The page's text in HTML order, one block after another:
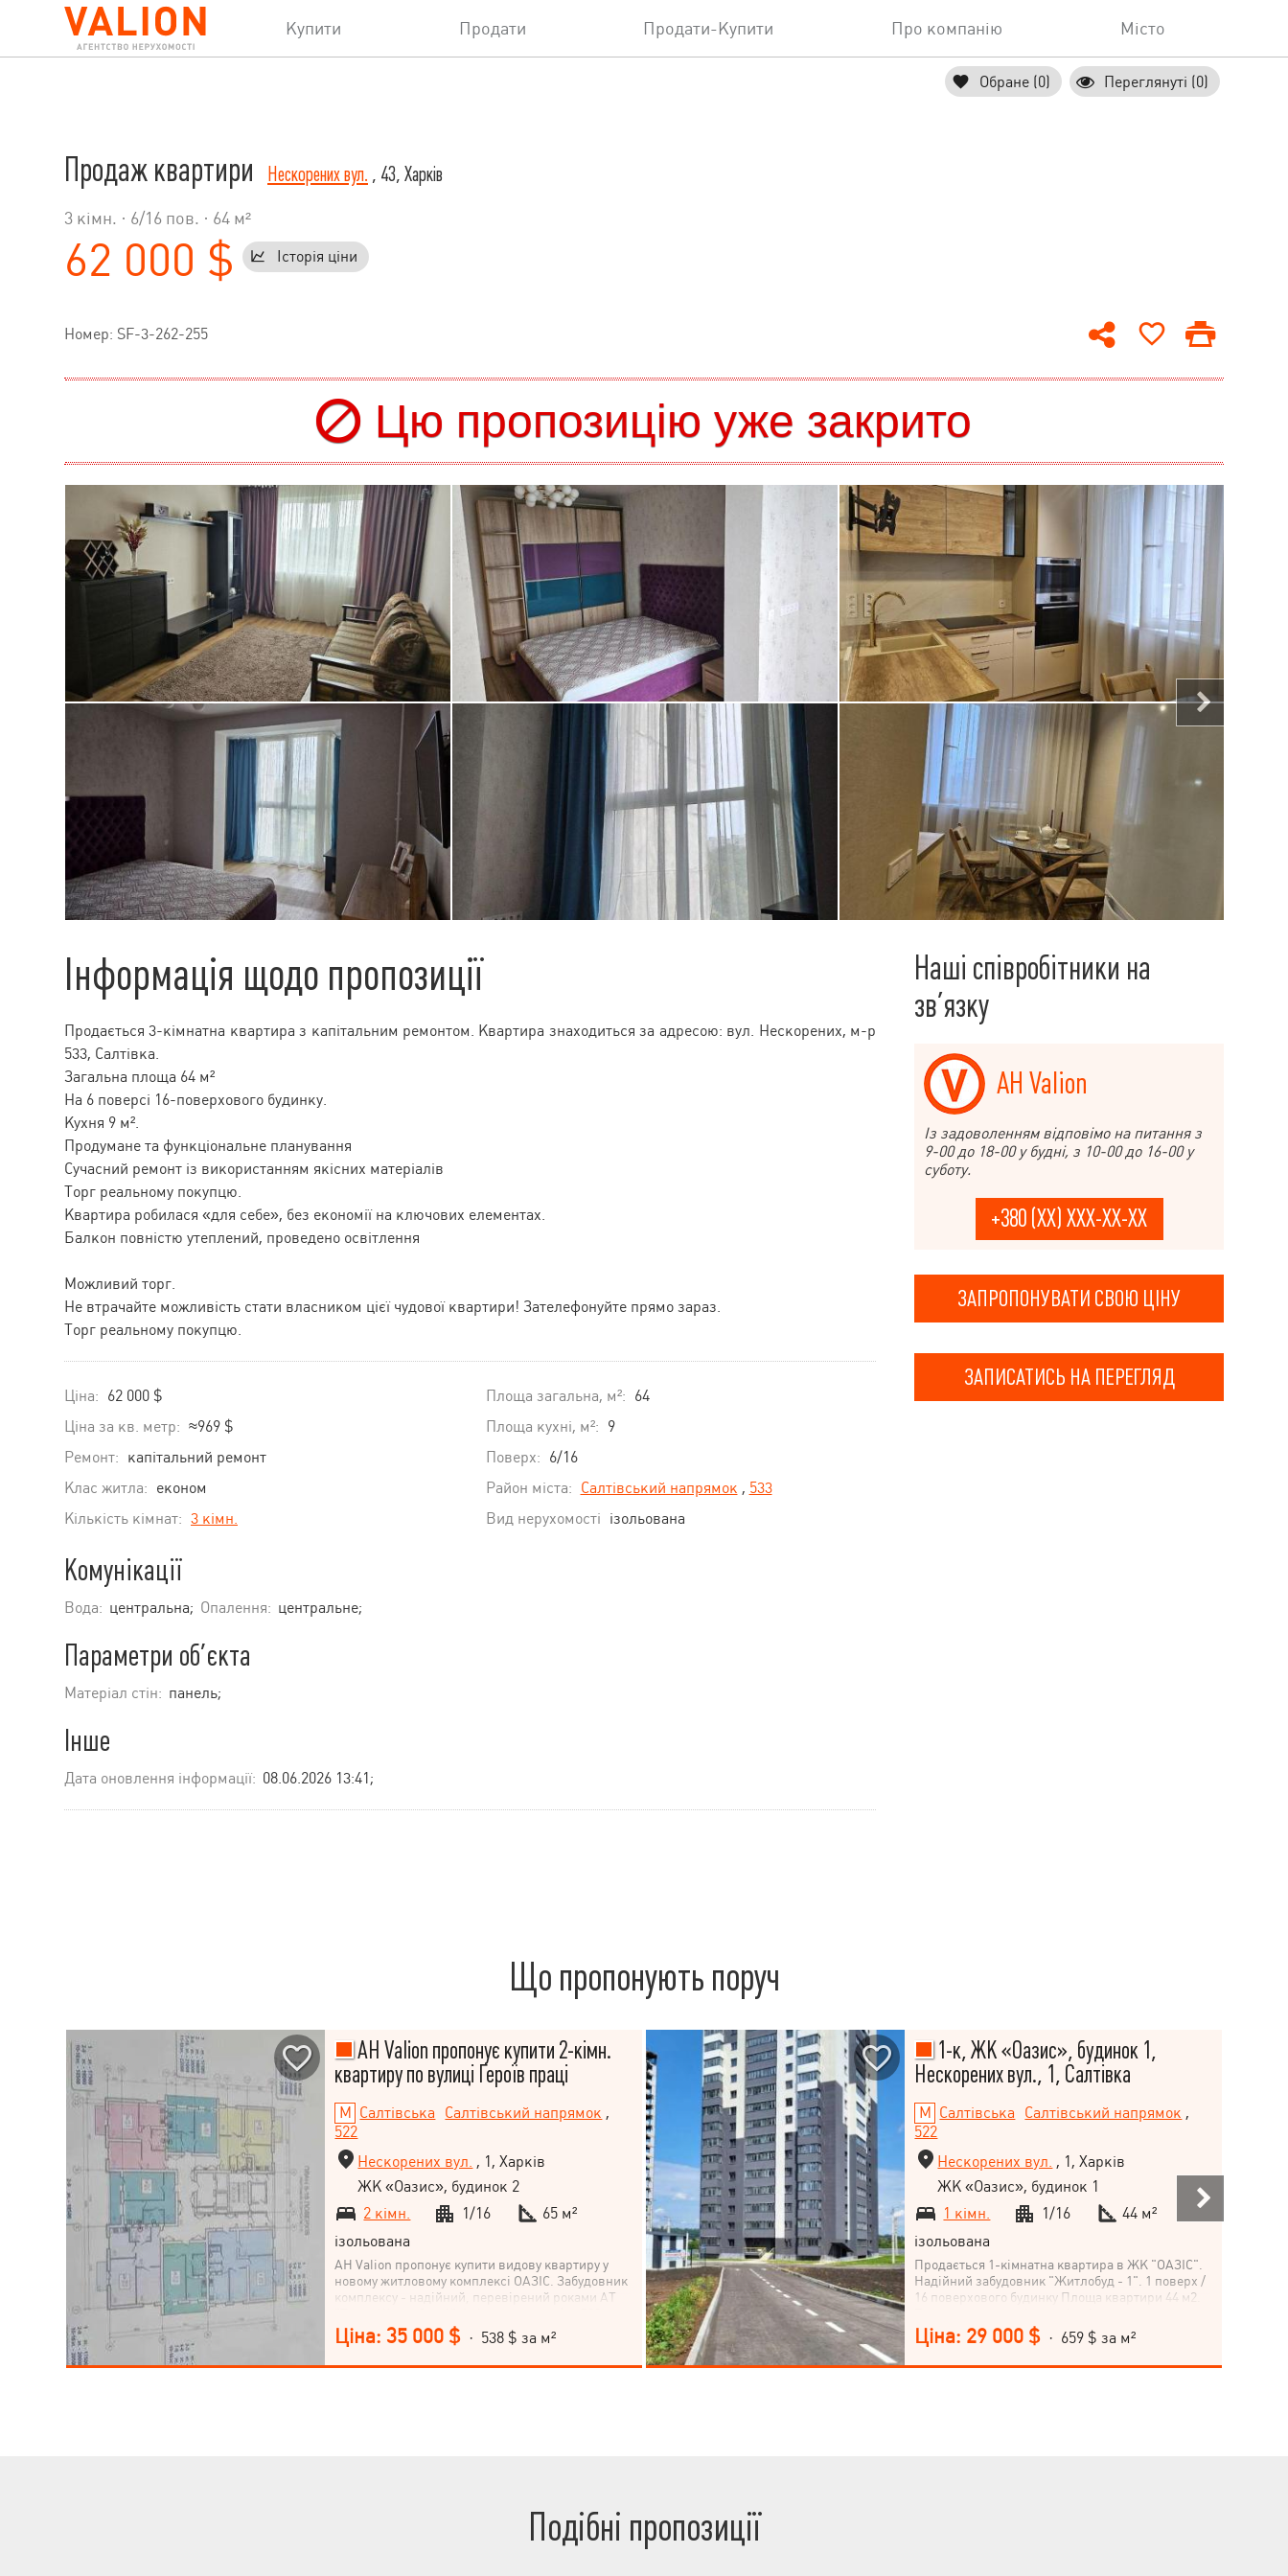
Купити Продати Продати-Купити Про компанію Місто
Обране (0) Переглянуті (0)
Продаж квартири Нескорених вул. , 43, Харків
3 кімн. · 6/16 пов. · 64 м²
62 000 $ Історія ціни
Номер: SF-3-262-255
Цю пропозицію уже закрито
Інформація щодо пропозиції
Продається 3-кімнатна квартира з капітальним ремонтом. Квартира знаходиться за адресою: вул. Нескорених, м-р
533, Салтівка.
Загальна площа 64 м²
На 6 поверсі 16-поверхового будинку.
Кухня 9 м².
Продумане та функціональне планування
Сучасний ремонт із використанням якісних матеріалів
Торг реальному покупцю.
Квартира робилася «для себе», без економії на ключових елементах.
Балкон повністю утеплений, проведено освітлення
Можливий торг.
Не втрачайте можливість стати власником цієї чудової квартири! Зателефонуйте прямо зараз.
Торг реальному покупцю.
Ціна: 62 000 $
Ціна за кв. метр: ≈969 $
Ремонт: капітальний ремонт
Клас житла: економ
Кількість кімнат: 3 кімн.
Площа загальна, м²: 64
Площа кухні, м²: 9
Поверх: 6/16
Район міста: Салтівський напрямок , 533
Вид нерухомості ізольована
Комунікації
Вода: центральна; Опалення: центральне;
Параметри об’єкта
Матеріал стін: панель;
Інше
Дата оновлення інформації: 08.06.2026 13:41;
Наші співробітники на
зв’язку
АН Valion
Із задоволенням відповімо на питання з
9-00 до 18-00 у будні, з 10-00 до 16-00 у
суботу.
+380 (XX) XXX-XX-XX
ЗАПРОПОНУВАТИ СВОЮ ЦІНУ
ЗАПИСАТИСЬ НА ПЕРЕГЛЯД
Що пропонують поруч
АН Valion пропонує купити 2-кімн.
квартиру по вулиці Героїв праці
Салтівська Салтівський напрямок ,
522
Нескорених вул. , 1, Харків
ЖК «Оазис», будинок 2
2 кімн.
1/16
65 м²
ізольована
АН Valion пропонує купити видову квартиру у
новому житловому комплексі ОАЗІС. Забудовник
комплексу - надійний, перевірений роками АТ
метрів): Відділення банку, банкомат, Кінотеатр,
театр, Аптека, Лікарня, поліклініка, Дитячий
садок, Ринок, Метро, Парк, зелена зона,
Ціна: 35 000 $ · 538 $ за м²
1-к, ЖК «Оазис», будинок 1,
Нескорених вул., 1, Салтівка
Салтівська Салтівський напрямок ,
522
Нескорених вул. , 1, Харків
ЖК «Оазис», будинок 1
1 кімн.
1/16
44 м²
ізольована
Продається 1-кімнатна квартира в ЖК "ОАЗІС".
Надійний забудовник "Житлобуд - 1". 1 поверх /
16 поверхового будинку Площа квартири 44 м2.
(мінера вальна) Можна встановити лічильник
тепла на квартиру. До комплектації квартири
входить: металопластикові вікна; металеві
Ціна: 29 000 $ · 659 $ за м²
Подібні пропозиції